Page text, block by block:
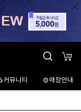
커뮤니티 매장안내